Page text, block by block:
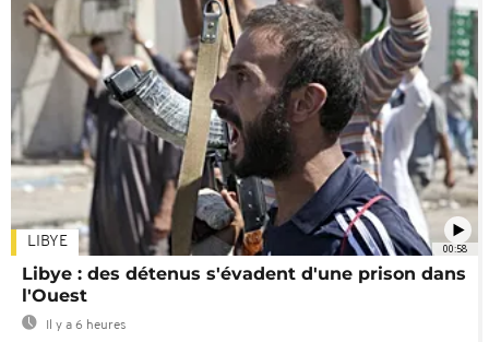
00:58
LIBYE
Libye : des détenus s'évadent d'une prison dans
l'Ouest
Il y a 6 heures